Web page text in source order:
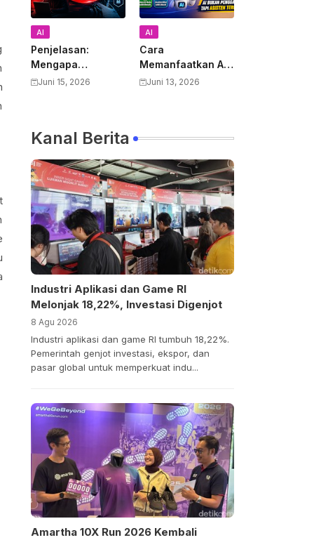
AI
Penjelasan:
Mengapa
Pemerintah AS
Anthropic Claude
Mythos
Juni 15, 2026
AI
Cara
Memanfaatkan AI
untuk Mendukung
Produktivitas dan
Pembelajaran
Juni 13, 2026
Kanal Berita
Industri Aplikasi dan Game RI
Melonjak 18,22%, Investasi Digenjot
8 Agu 2026
Industri aplikasi dan game RI tumbuh 18,22%.
Pemerintah genjot investasi, ekspor, dan
pasar global untuk memperkuat indu...
Amartha 10X Run 2026 Kembali